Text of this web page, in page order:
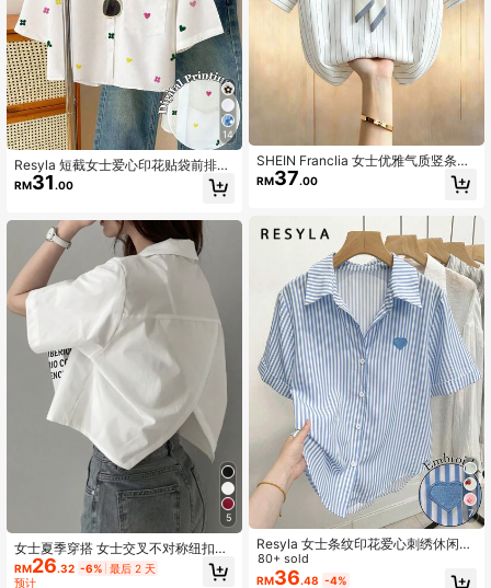
14
Resyla 短截女士爱心印花贴袋前排扣
休闲短袖衬衫
RM31 .00
5
女士夏季穿搭 女士交叉不对称纽扣休
闲衬衫时尚休闲
RM26.32 -6% 最后 2 天
预计
SHEIN Franclia 女士优雅气质竖条纹
飘带短袖衬衫女春夏新款通勤缎面上
衣百搭显瘦翻领职业衬衣
RM37.00
7
Resyla 女士条纹印花爱心刺绣休闲短
袖衬衫
80+ sold
RM36.48 -4%